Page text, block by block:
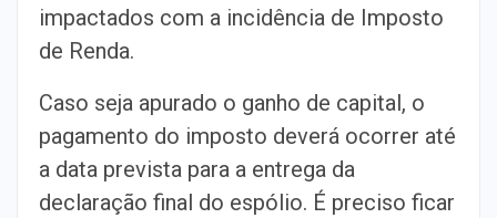
impactados com a incidência de Imposto
de Renda.
Caso seja apurado o ganho de capital, o
pagamento do imposto deverá ocorrer até
a data prevista para a entrega da
declaração final do espólio. É preciso ficar